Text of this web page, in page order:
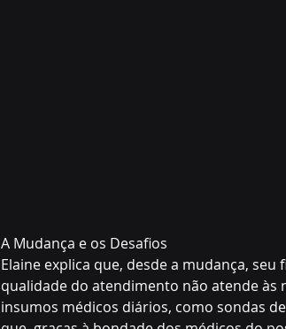
A Mudança e os Desafios
Elaine explica que, desde a mudança,
qualidade do atendimento não atende às
insumos médicos diários, como sondas